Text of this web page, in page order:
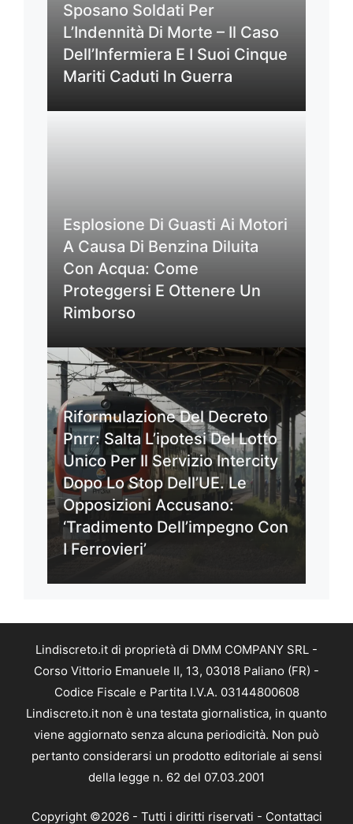
Sposano Soldati Per
L’Indennità Di Morte – Il Caso
Dell’Infermiera E I Suoi Cinque
Mariti Caduti In Guerra
Esplosione Di Guasti Ai Motori
A Causa Di Benzina Diluita
Con Acqua: Come
Proteggersi E Ottenere Un
Rimborso
Riformulazione Del Decreto
Pnrr: Salta L’ipotesi Del Lotto
Unico Per Il Servizio Intercity
Dopo Lo Stop Dell’UE. Le
Opposizioni Accusano:
‘Tradimento Dell’impegno Con
I Ferrovieri’
Lindiscreto.it di proprietà di DMM COMPANY SRL -
Corso Vittorio Emanuele II, 13, 03018 Paliano (FR) -
Codice Fiscale e Partita I.V.A. 03144800608
Lindiscreto.it non è una testata giornalistica, in quanto
viene aggiornato senza alcuna periodicità. Non può
pertanto considerarsi un prodotto editoriale ai sensi
della legge n. 62 del 07.03.2001
Copyright ©2026 - Tutti i diritti riservati - Contattaci